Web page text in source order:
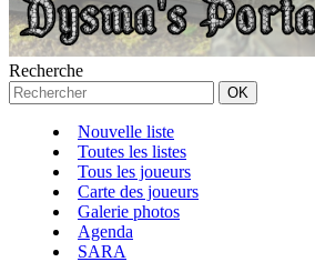
Recherche
Nouvelle liste
Toutes les listes
Tous les joueurs
Carte des joueurs
Galerie photos
Agenda
SARA